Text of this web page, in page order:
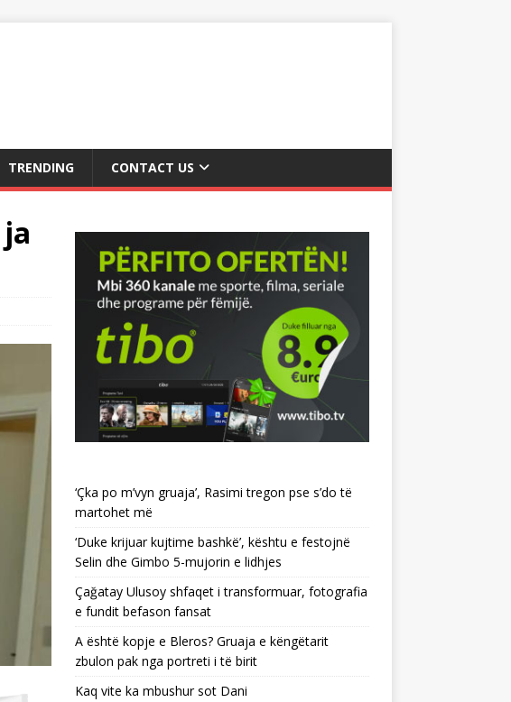
TRENDING CONTACT US
‘Çka po m’vyn gruaja’, Rasimi tregon pse s’do të
martohet më
‘Duke krijuar kujtime bashkë’, kështu e festojnë
Selin dhe Gimbo 5-mujorin e lidhjes
Çağatay Ulusoy shfaqet i transformuar, fotografia
e fundit befason fansat
A është kopje e Bleros? Gruaja e këngëtarit
zbulon pak nga portreti i të birit
Kaq vite ka mbushur sot Dani